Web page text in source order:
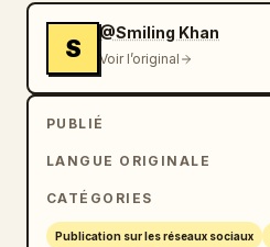
S
@Smiling Khan
Voir l’original
PUBLIÉ
LANGUE ORIGINALE
CATÉGORIES
Publication sur les réseaux sociaux